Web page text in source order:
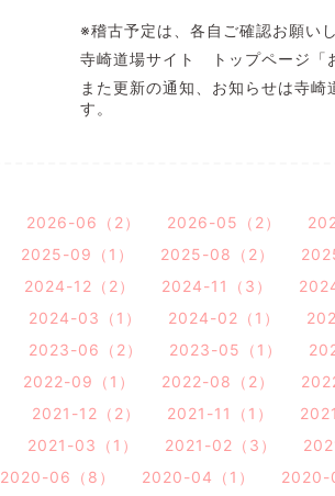
※稽古予定は、各自ご確認お願いし
寺崎道場サイト トップページ「
また更新の通知、お知らせは寺
す。
2026-06（2） 2026-05（2）
2025-09（1） 2025-08（2）
2024-12（2） 2024-11（3）
2024-03（1） 2024-02（1）
2023-06（2） 2023-05（1）
2022-09（1） 2022-08（2）
2021-12（2） 2021-11（1）
2021-03（1） 2021-02（3）
2020-06（8） 2020-04（1） 2020-